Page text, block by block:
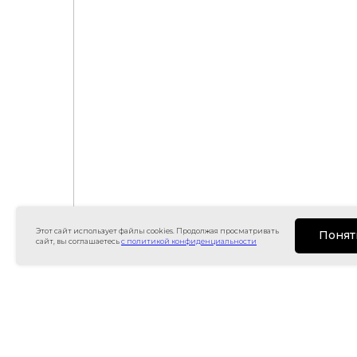
Этот сайт использует файлы cookies. Продолжая просматривать
сайт, вы соглашаетесьс политикой конфиденциальности